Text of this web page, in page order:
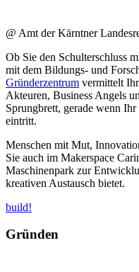
@ Amt der Kärntner
Ob Sie den Schulterschluss
mit dem Bildungs- und
Gründerzentrum vermittelt
Akteuren, Business Angels
Sprungbrett, gerade wenn
eintritt.
Menschen mit Mut,
Sie auch im Makerspace
Maschinenpark zur
kreativen Austausch bietet.
build!
Gründen